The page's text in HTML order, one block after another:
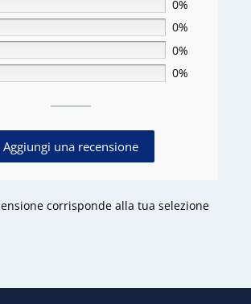
0%
0%
0%
0%
Aggiungi una recensione
corrisponde alla tua selezione